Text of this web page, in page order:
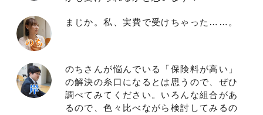
まじか。私、実費で受けちゃった……。
のちさんが悩んでいる「保険料が高い」
の解決の糸口になるとは思うので、ぜひ
調べてみてください。いろんな組合があ
るので、色々比べながら検討してみるの